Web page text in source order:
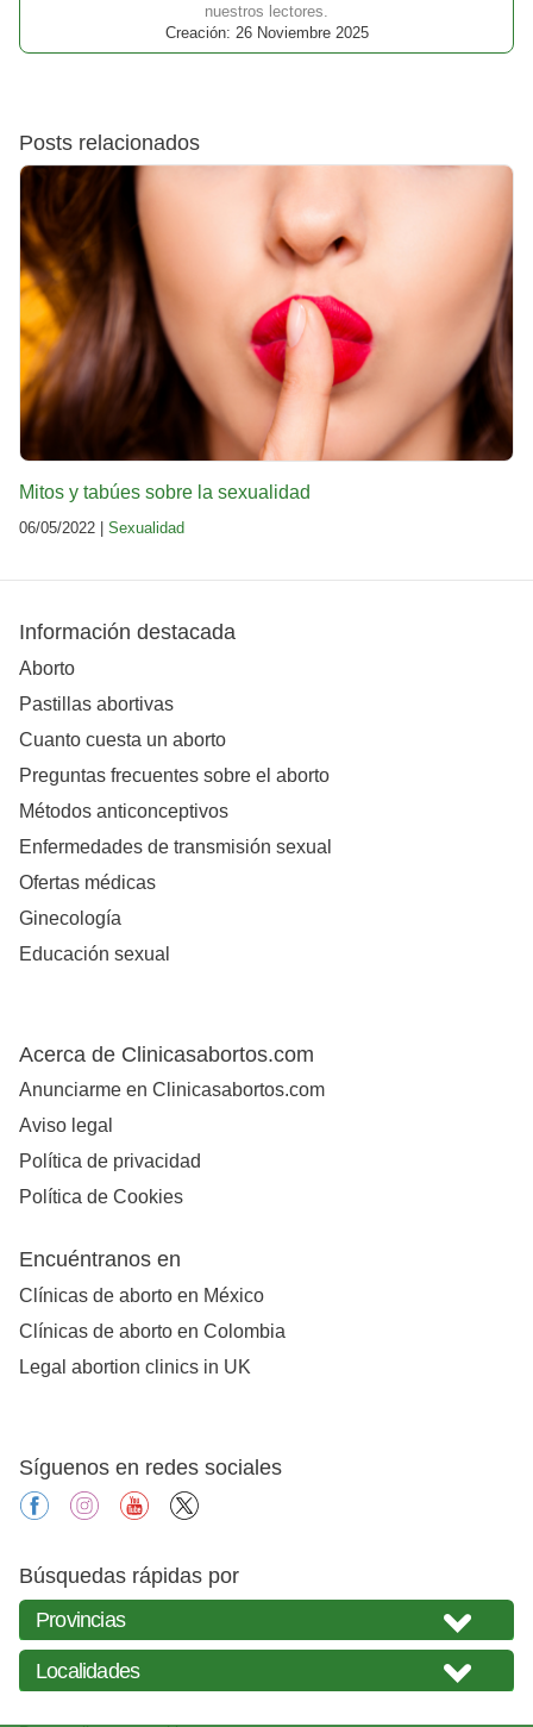
nuestros lectores.
Creación: 26 Noviembre 2025
Posts relacionados
Mitos y tabúes sobre la sexualidad
06/05/2022 | Sexualidad
Información destacada
Aborto
Pastillas abortivas
Cuanto cuesta un aborto
Preguntas frecuentes sobre el aborto
Métodos anticonceptivos
Enfermedades de transmisión sexual
Ofertas médicas
Ginecología
Educación sexual
Acerca de Clinicasabortos.com
Anunciarme en Clinicasabortos.com
Aviso legal
Política de privacidad
Política de Cookies
Encuéntranos en
Clínicas de aborto en México
Clínicas de aborto en Colombia
Legal abortion clinics in UK
Síguenos en redes sociales
facebookinstagramyoutube
Búsquedas rápidas por